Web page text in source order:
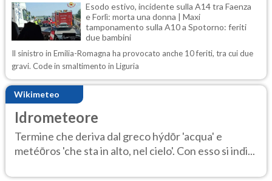
Esodo estivo, incidente sulla A14 tra Faenza
e Forlì: morta una donna | Maxi
tamponamento sulla A10 a Spotorno: feriti
due bambini
Il sinistro in Emilia-Romagna ha provocato anche 10 feriti, tra cui due
gravi. Code in smaltimento in Liguria
Wikimeteo
Idrometeore
Termine che deriva dal greco hýdōr 'acqua' e
metéōros 'che sta in alto, nel cielo'. Con esso si indi...